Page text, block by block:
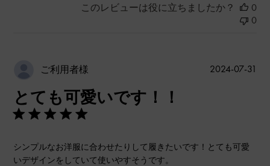
このレビューは役に立ちましたか？
0
0
ご利用者様
とても可愛いです！！
シンプルなお洋服に合わせたりして履きたいです！とても可愛
いデザインをしていて使いやすそうです。
2024-07-31